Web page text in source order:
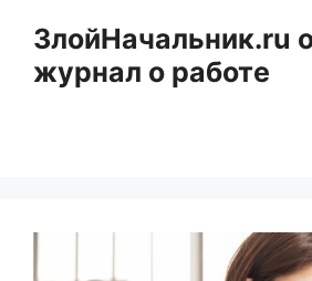
содержимому
ЗлойНачальник.ru
журнал о работе